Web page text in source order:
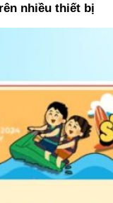
nhiều thiết bị